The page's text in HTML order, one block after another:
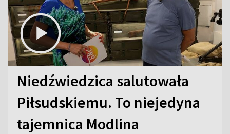
Niedźwiedzica salutowała
Piłsudskiemu. To niejedyna
tajemnica Modlina